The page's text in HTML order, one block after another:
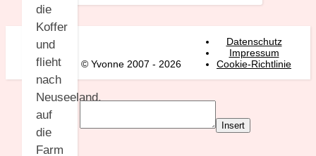
die
Koffer
und
flieht
nach
Neuseeland,
auf
die
Farm
© Yvonne 2007 - 2026
Datenschutz
Impressum
Cookie-Richtlinie
Insert